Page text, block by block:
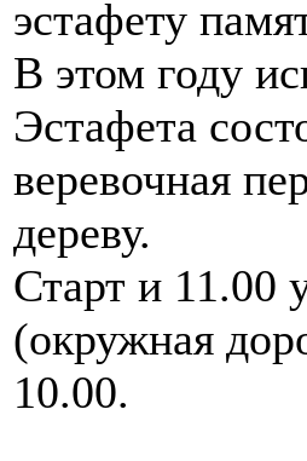
эстафету
В этом году
Эстафета
веревочная
дереву.
Старт и 11.00
(окружная
10.00.